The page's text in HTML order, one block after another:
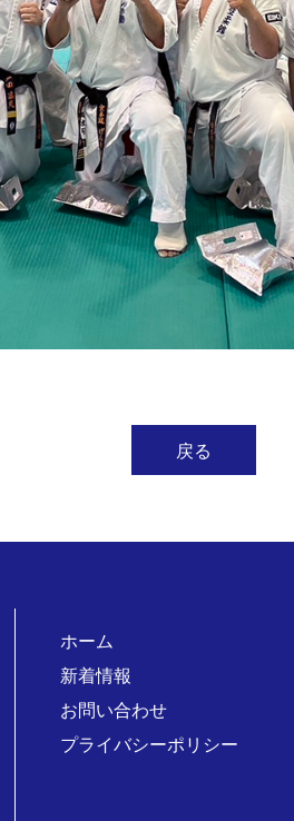
戻る
ホーム
新着情報
お問い合わせ
プライバシーポリシー